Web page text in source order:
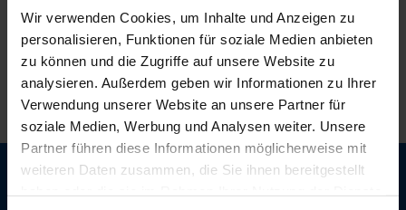
Wir verwenden Cookies, um Inhalte und Anzeigen zu
personalisieren, Funktionen für soziale Medien anbieten
zu können und die Zugriffe auf unsere Website zu
analysieren. Außerdem geben wir Informationen zu Ihrer
Verwendung unserer Website an unsere Partner für
soziale Medien, Werbung und Analysen weiter. Unsere
Partner führen diese Informationen möglicherweise mit
weiteren Daten zusammen, die Sie ihnen bereitgestellt
Offenlegungsbericht
Offenlegung gemäß § 7 Instituts-Vergütungsordnung
Der PVS Südwest Newsletter